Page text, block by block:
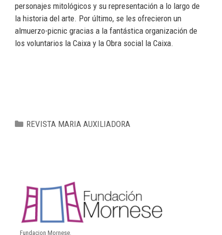
personajes mitológicos y su representación a lo largo de
la historia del arte. Por último, se les ofrecieron un
almuerzo-picnic gracias a la fantástica organización de
los voluntarios la Caixa y la Obra social la Caixa.
REVISTA MARIA AUXILIADORA
Fundacion Mornese.